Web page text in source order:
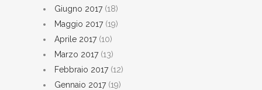
Giugno 2017(18)
Maggio 2017(19)
Aprile 2017(10)
Marzo 2017(13)
Febbraio 2017(12)
Gennaio 2017(19)